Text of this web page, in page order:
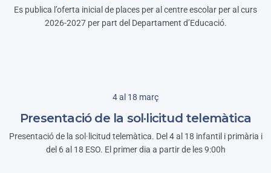
Es publica l’oferta inicial de places per al centre escolar per al curs
2026-2027 per part del Departament d’Educació.
4 al 18 març
Presentació de la sol·licitud telemàtica
Presentació de la sol·licitud telemàtica. Del 4 al 18 infantil i primària i
del 6 al 18 ESO. El primer dia a partir de les 9:00h